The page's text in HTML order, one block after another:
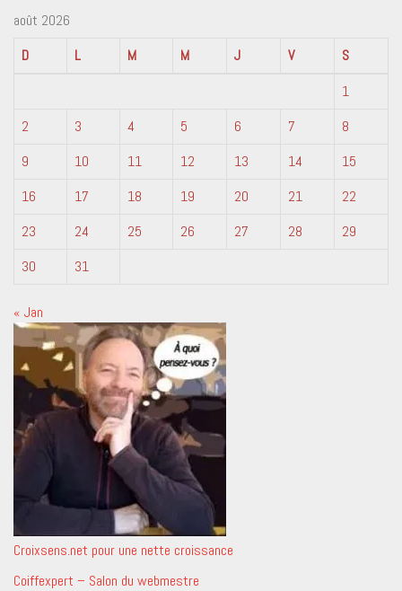
août 2026
D
L M M J V
S
1
2
3 4 5 6 7
8
9
10 11 12 13 14
15
16
17 18 19 20 21
22
23
24 25 26 27 28
29
30
31
« Jan
Croixsens.net pour une nette croissance
Coiffexpert – Salon du webmestre